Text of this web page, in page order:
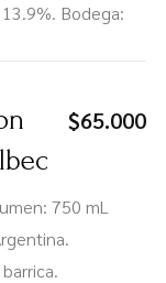
Bodega:
$65.000
750 mL